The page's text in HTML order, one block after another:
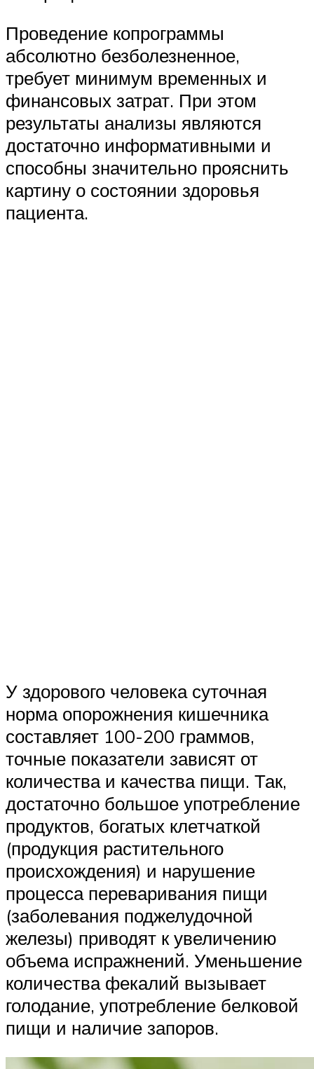
Проведение копрограммы
абсолютно безболезненное,
требует минимум временных и
финансовых затрат. При этом
результаты анализы являются
достаточно информативными и
способны значительно прояснить
картину о состоянии здоровья
пациента.
У здорового человека суточная
норма опорожнения кишечника
составляет 100-200 граммов,
точные показатели зависят от
количества и качества пищи. Так,
достаточно большое употребление
продуктов, богатых клетчаткой
(продукция растительного
происхождения) и нарушение
процесса переваривания пищи
(заболевания поджелудочной
железы) приводят к увеличению
объема испражнений. Уменьшение
количества фекалий вызывает
голодание, употребление белковой
пищи и наличие запоров.